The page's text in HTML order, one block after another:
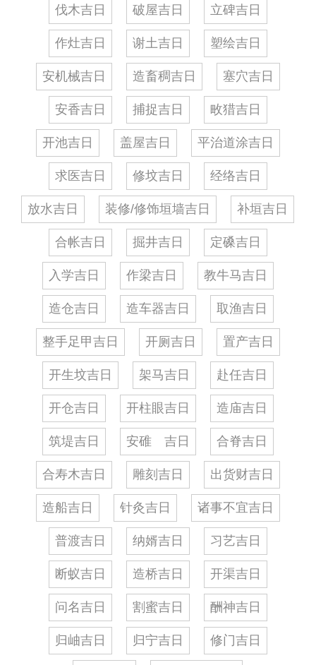
伐木吉日 破屋吉日 立碑吉日
作灶吉日 谢土吉日 塑绘吉日
安机械吉日 造畜稠吉日 塞穴吉日
安香吉日 捕捉吉日 畋猎吉日
开池吉日 盖屋吉日 平治道涂吉日
求医吉日 修坟吉日 经络吉日
放水吉日 装修/修饰垣墙吉日 补垣吉日
合帐吉日 掘井吉日 定磉吉日
入学吉日 作梁吉日 教牛马吉日
造仓吉日 造车器吉日 取渔吉日
整手足甲吉日 开厕吉日 置产吉日
开生坟吉日 架马吉日 赴任吉日
开仓吉日 开柱眼吉日 造庙吉日
筑堤吉日 安碓 吉日 合脊吉日
合寿木吉日 雕刻吉日 出货财吉日
造船吉日 针灸吉日 诸事不宜吉日
普渡吉日 纳婿吉日 习艺吉日
断蚁吉日 造桥吉日 开渠吉日
问名吉日 割蜜吉日 酬神吉日
归岫吉日 归宁吉日 修门吉日